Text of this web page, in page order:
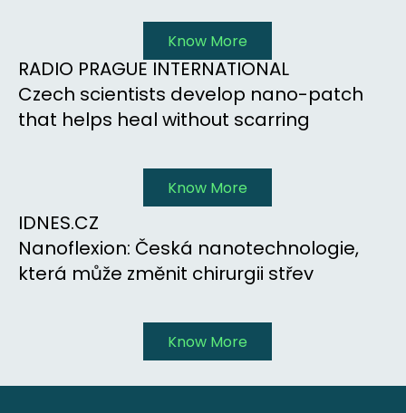
Know More
RADIO PRAGUE INTERNATIONAL
Czech scientists develop nano-patch
that helps heal without scarring
Know More
IDNES.CZ
Nanoflexion: Česká nanotechnologie,
která může změnit chirurgii střev
Know More